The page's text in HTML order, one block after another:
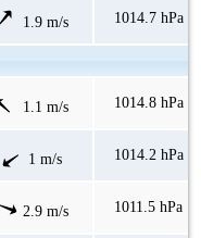
1.9 m/s 1014.7 hPa
1.1 m/s 1014.8 hPa
1 m/s 1014.2 hPa
2.9 m/s 1011.5 hPa